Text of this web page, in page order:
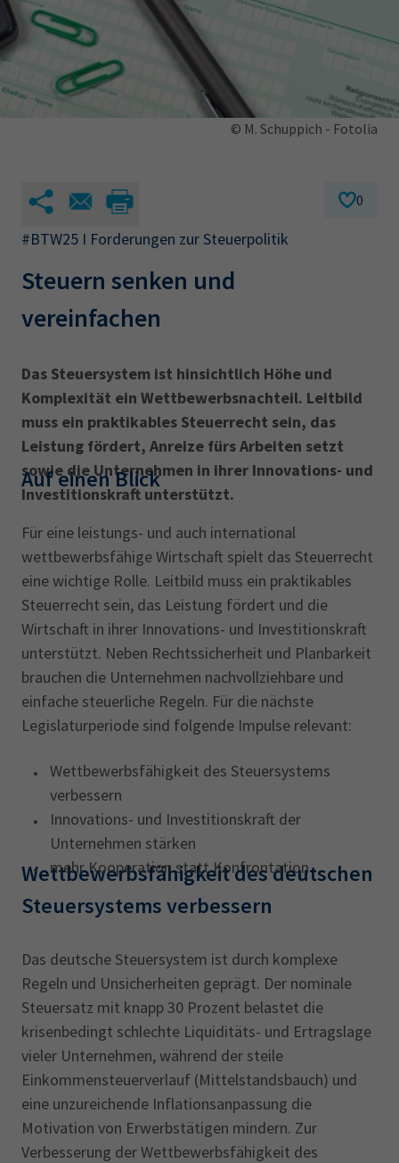
Leichte Sprache
IHK regional
EN
Magazin
AdA
Prüfungstermine
Wirtschaftsfachwirt
34f
Sachkundeprüfung
Berichtsheft
34i
Prüfbericht
© M. Schuppich - Fotolia
0
#BTW25 I Forderungen zur Steuerpolitik
Steuern senken und
vereinfachen
Das Steuersystem ist hinsichtlich Höhe und
Komplexität ein Wettbewerbsnachteil. Leitbild
muss ein praktikables Steuerrecht sein, das
Leistung fördert, Anreize fürs Arbeiten setzt
sowie die Unternehmen in ihrer Innovations- und
Investitionskraft unterstützt.
Auf einen Blick
Für eine leistungs- und auch international
wettbewerbsfähige Wirtschaft spielt das Steuerrecht
eine wichtige Rolle. Leitbild muss ein praktikables
Steuerrecht sein, das Leistung fördert und die
Wirtschaft in ihrer Innovations- und Investitionskraft
unterstützt. Neben Rechtssicherheit und Planbarkeit
brauchen die Unternehmen nachvollziehbare und
einfache steuerliche Regeln. Für die nächste
Legislaturperiode sind folgende Impulse relevant:
Wettbewerbsfähigkeit des Steuersystems
verbessern
Innovations- und Investitionskraft der
Unternehmen stärken
mehr Kooperation statt Konfrontation
Wettbewerbsfähigkeit des deutschen
Steuersystems verbessern
Das deutsche Steuersystem ist durch komplexe
Regeln und Unsicherheiten geprägt. Der nominale
Steuersatz mit knapp 30 Prozent belastet die
krisenbedingt schlechte Liquiditäts- und Ertragslage
vieler Unternehmen, während der steile
Einkommensteuerverlauf (Mittelstandsbauch) und
eine unzureichende Inflationsanpassung die
Motivation von Erwerbstätigen mindern. Zur
Verbesserung der Wettbewerbsfähigkeit des